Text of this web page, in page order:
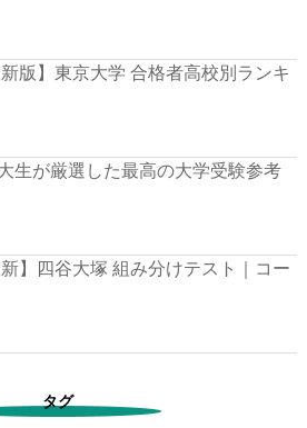
新版】東京大学 合格者高校別ランキ
生が厳選した最高の大学受験参考
新】四谷大塚 組み分けテスト｜コー
タグ